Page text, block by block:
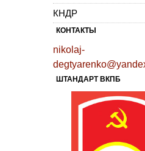
КНДР
КОНТАКТЫ
nikolaj-
ШТАНДАРТ ВКПБ